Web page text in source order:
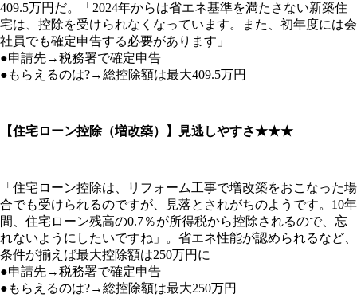
409.5万円だ。「2024年からは省エネ基準を満たさない新築住
宅は、控除を受けられなくなっています。また、初年度には会
社員でも確定申告する必要があります」
●申請先→税務署で確定申告
●もらえるのは?→総控除額は最大409.5万円
【住宅ローン控除（増改築）】見逃しやすさ★★★
「住宅ローン控除は、リフォーム工事で増改築をおこなった場
合でも受けられるのですが、見落とされがちのようです。10年
間、住宅ローン残高の0.7％が所得税から控除されるので、忘
れないようにしたいですね」。省エネ性能が認められるなど、
条件が揃えば最大控除額は250万円に
●申請先→税務署で確定申告
●もらえるのは?→総控除額は最大250万円